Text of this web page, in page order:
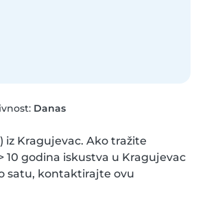
Danas
iz Kragujevac. Ako tražite
10 godina iskustva u Kragujevac
satu, kontaktirajte ovu